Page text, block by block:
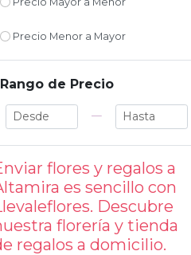
Precio Menor a Mayor
Rango de Precio
—
flores y regalos a
es sencillo con
Descubre
florería y tienda
regalos a domicilio.